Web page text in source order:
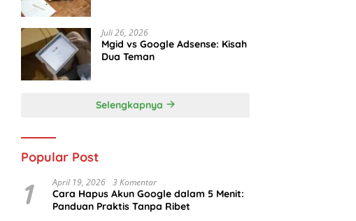
Juli 26, 2026
Mgid vs Google Adsense: Kisah
Dua Teman
Selengkapnya
Popular Post
1 April 19, 2026 3 Komentar
Cara Hapus Akun Google dalam 5 Menit:
Panduan Praktis Tanpa Ribet